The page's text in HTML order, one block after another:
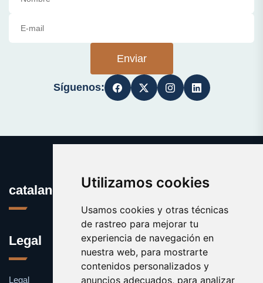
Utilizamos cookies
Usamos cookies y otras técnicas
de rastreo para mejorar tu
experiencia de navegación en
nuestra web, para mostrarte
contenidos personalizados y
anuncios adecuados, para analizar
Enviar
Síguenos:
catalanes.org
Legal
Legal